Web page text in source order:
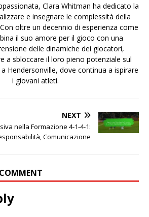
Clara Whitman ha dedicato la
e insegnare le complessità della
oltre un decennio di esperienza come
il suo amore per il gioco con una
delle dinamiche dei giocatori,
a sbloccare il loro pieno potenziale sul
Hendersonville, dove continua a ispirare
i giovani atleti.
NEXT
nella Formazione 4-1-4-1:
Comunicazione